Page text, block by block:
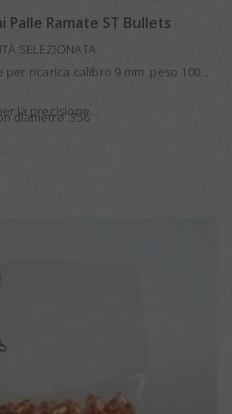
Palle Ramate ST Bullets
SELEZIONATA
per ricarica calibro 9 mm peso 100
diametro .356
la precisione…